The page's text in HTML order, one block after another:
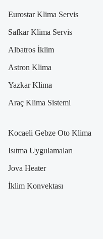
Eurostar Klima Servis
Safkar Klima Servis
Albatros İklim
Astron Klima
Yazkar Klima
Araç Klima Sistemi
Kocaeli Gebze Oto Klima
Isıtma Uygulamaları
Jova Heater
İklim Konvektası